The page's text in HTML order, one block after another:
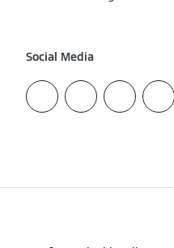
Social Media